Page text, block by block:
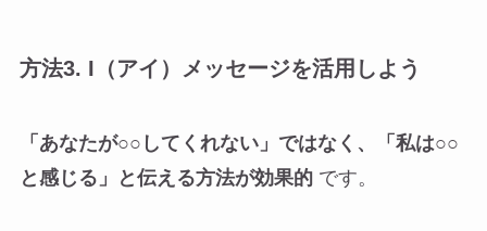
方法3. I（アイ）メッセージを活用しよう
「あなたが○○してくれない」ではなく、「私は○○
と感じる」と伝える方法が効果的です。